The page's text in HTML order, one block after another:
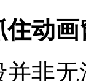
动画
并非